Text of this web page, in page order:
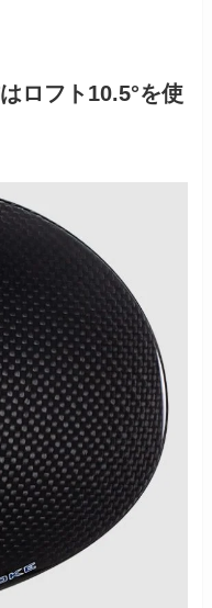
ロフト10.5°を使